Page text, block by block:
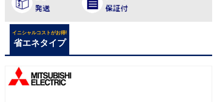
イニシャルコストがお得!
省エネタイプ